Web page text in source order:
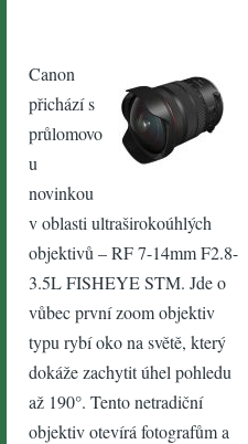
Canon
přichází s
průlomovo
u
novinkou
v oblasti ultraširokoúhlých
objektivů – RF 7-14mm F2.8-
3.5L FISHEYE STM. Jde o
vůbec první zoom objektiv
typu rybí oko na světě, který
dokáže zachytit úhel pohledu
až 190°. Tento netradiční
objektiv otevírá fotografům a
Přestal
reagovat AF
Nelze
Přihláše
Uživatel
ské
jméno
Heslo